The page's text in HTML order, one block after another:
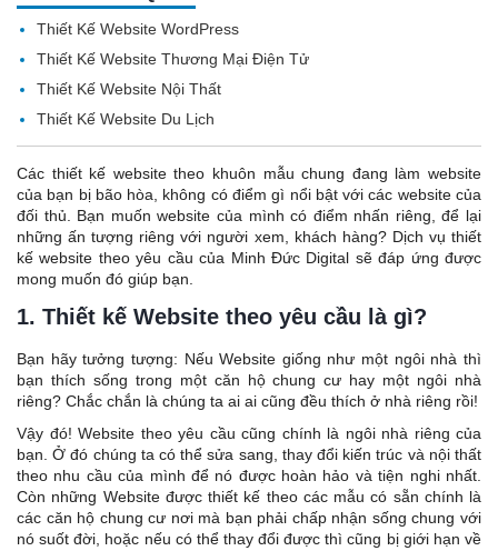
Thiết Kế Website WordPress
Thiết Kế Website Thương Mại Điện Tử
Thiết Kế Website Nội Thất
Thiết Kế Website Du Lịch
Các thiết kế website theo khuôn mẫu chung đang làm website
của bạn bị bão hòa, không có điểm gì nổi bật với các website của
đối thủ. Bạn muốn website của mình có điểm nhấn riêng, để lại
những ấn tượng riêng với người xem, khách hàng? Dịch vụ thiết
kế website theo yêu cầu của Minh Đức Digital sẽ đáp ứng được
mong muốn đó giúp bạn.
1. Thiết kế Website theo yêu cầu là gì?
Bạn hãy tưởng tượng: Nếu Website giống như một ngôi nhà thì
bạn thích sống trong một căn hộ chung cư hay một ngôi nhà
riêng? Chắc chắn là chúng ta ai ai cũng đều thích ở nhà riêng rồi!
Vậy đó! Website theo yêu cầu cũng chính là ngôi nhà riêng của
bạn. Ở đó chúng ta có thể sửa sang, thay đổi kiến trúc và nội thất
theo nhu cầu của mình để nó được hoàn hảo và tiện nghi nhất.
Còn những Website được thiết kế theo các mẫu có sẵn chính là
các căn hộ chung cư nơi mà bạn phải chấp nhận sống chung với
nó suốt đời, hoặc nếu có thể thay đổi được thì cũng bị giới hạn về